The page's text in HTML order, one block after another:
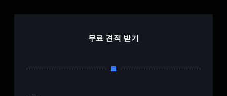
무료 견적 받기